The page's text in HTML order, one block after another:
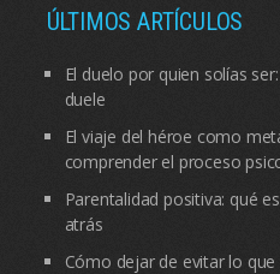
ÚLTIMOS ARTÍCULOS
El duelo por quien solías
duele
El viaje del héroe como
comprender el proceso
Parentalidad positiva: qué
atrás
Cómo dejar de evitar lo que